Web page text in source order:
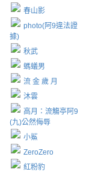
春山影
photo(阿9違法證
據)
秋武
螞蟻男
流 金 歲 月
沐雲
高月：流觴亭阿9
(九)公然侮辱
小鯊
ZeroZero
紅粉豹